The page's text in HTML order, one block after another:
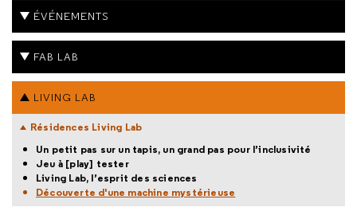
ÉVÉNEMENTS
FAB LAB
LIVING LAB
Résidences Living Lab
Un petit pas sur un tapis, un grand pas pour l’inclusivité
Jeu à [play] tester
Living Lab, l’esprit des sciences
Découverte d'une machine mystérieuse